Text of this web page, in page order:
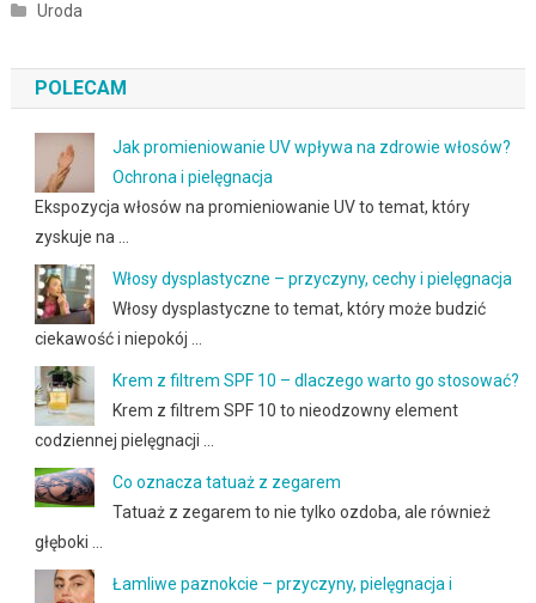
Uroda
POLECAM
Jak promieniowanie UV wpływa na zdrowie włosów?
Ochrona i pielęgnacja
Ekspozycja włosów na promieniowanie UV to temat, który
zyskuje na …
Włosy dysplastyczne – przyczyny, cechy i pielęgnacja
Włosy dysplastyczne to temat, który może budzić
ciekawość i niepokój …
Krem z filtrem SPF 10 – dlaczego warto go stosować?
Krem z filtrem SPF 10 to nieodzowny element
codziennej pielęgnacji …
Co oznacza tatuaż z zegarem
Tatuaż z zegarem to nie tylko ozdoba, ale również
głęboki …
Łamliwe paznokcie – przyczyny, pielęgnacja i